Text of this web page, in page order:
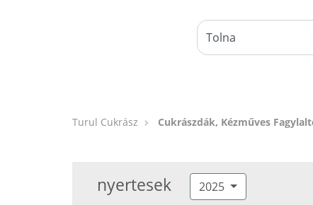
Turul Cukrász Cukrászdák, Kézműves
nyertesek 2025